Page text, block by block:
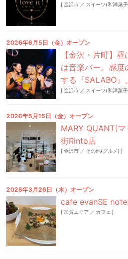
[金沢市 ／ スイーツ(和洋菓
2026年6月5日（金）オープン
【金沢・片町】
は音楽バー。感
する『SALABO』。
[金沢市 ／ スイーツ(和洋菓
2026年5月15日（金）オープン
MARY QUANT(
街Rinto店
[金沢市 ／ その他(グルメ) ]
2026年3月26日（木）オープン
cafe evanSE note
[ 加賀エリア ／ カフェ ]